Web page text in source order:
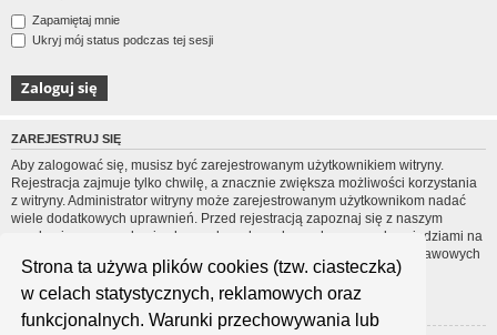
Strona ta używa plików cookies (tzw. ciasteczka)
w celach statystycznych, reklamowych oraz
funkcjonalnych. Warunki przechowywania lub
Zapamiętaj mnie
Ukryj mój status podczas tej sesji
ZAREJESTRUJ SIĘ
Aby zalogować się, musisz być zarejestrowanym użytkownikiem witryny.
Rejestracja zajmuje tylko chwilę, a znacznie zwiększa możliwości korzystania
z witryny. Administrator witryny może zarejestrowanym użytkownikom nadać
wiele dodatkowych uprawnień. Przed rejestracją zapoznaj się z naszym
regulaminem, zasadami ochrony danych osobowych oraz z odpowiedziami na
często zadawane pytania (FAQ), gdzie jest wyjaśnionych wiele podstawowych
zagadnień dotyczących funkcjonowania witryny.
Regulamin|Zasady ochrony danych osobowych